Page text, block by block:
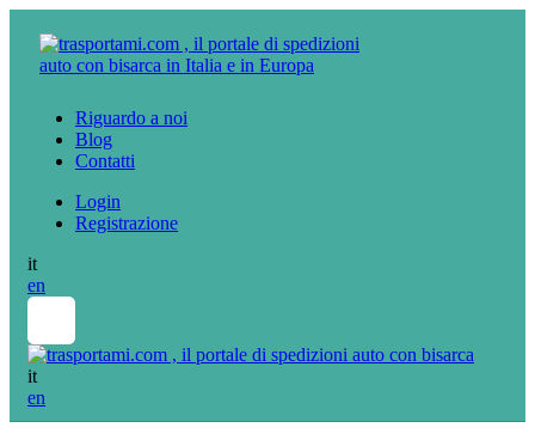
Riguardo a noi
Blog
Contatti
Login
Registrazione
it
en
it
en